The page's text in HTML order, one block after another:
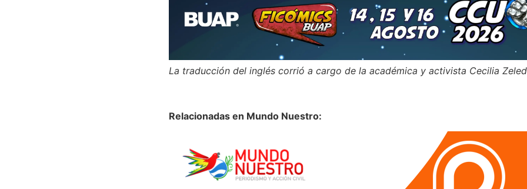
La traducción del inglés corrió a cargo de la académica y activista Cecilia
Relacionadas en Mundo Nuestro: